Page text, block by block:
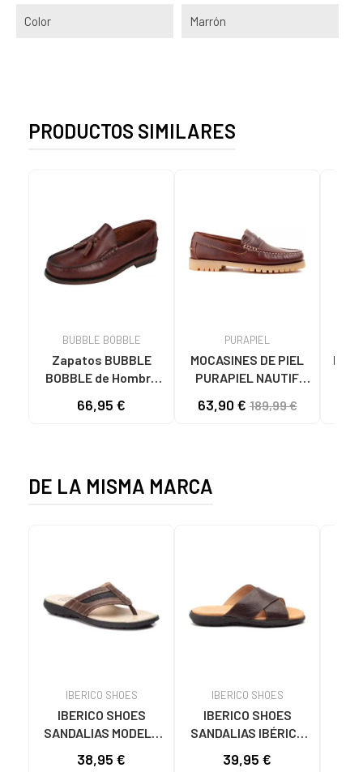
Color Marrón
PRODUCTOS SIMILARES
BUBBLE BOBBLE
Zapatos BUBBLE
BOBBLE de Hombre
PIEL HOMBRE
66,95 €
PURAPIEL
MOCASINES DE PIEL
PURAPIEL NAUTIF
BROWN
63,90 €189,99 €
DE LA MISMA MARCA
IBERICO SHOES
IBERICO SHOES
SANDALIAS MODELO
38,95 €
IBERICO SHOES
IBERICO SHOES
SANDALIAS IBÉRICO
MARRÓN
39,95 €